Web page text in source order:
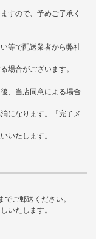
すので、予めご了承く
等で配送業者から弊社
場合がございます。
、当店同意による場合
になります。「完了メ
いたします。
ご郵送ください。
いたします。